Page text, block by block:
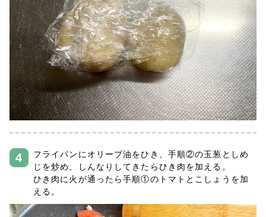
フライパンにオリーブ油をひき、手順②の玉葱としめ
じを炒め、しんなりしてきたらひき肉を加える。
ひき肉に火が通ったら手順①のトマトとこしょうを加
える。